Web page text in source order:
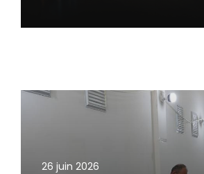
26 juin 2026